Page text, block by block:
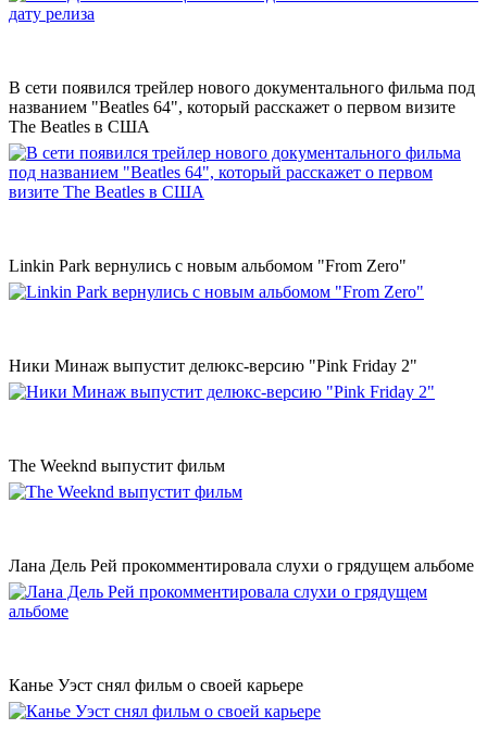
В сети появился трейлер нового документального фильма под
названием "Beatles 64", который расскажет о первом визите
The Beatles в США
Linkin Park вернулись с новым альбомом "From Zero"
Ники Минаж выпустит делюкс-версию "Pink Friday 2"
The Weeknd выпустит фильм
Лана Дель Рей прокомментировала слухи о грядущем альбоме
Канье Уэст снял фильм о своей карьере